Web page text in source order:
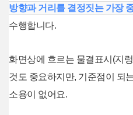
방향과 거리를 결정짓는 가장
수행합니다.
화면상에 흐르는 물결표시(지
것도 중요하지만, 기준점이 되
소용이 없어요.